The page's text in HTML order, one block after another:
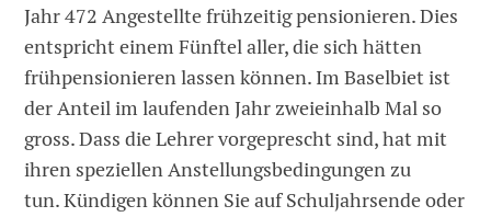
Jahr 472 Angestellte frühzeitig pensionieren. Dies
entspricht einem Fünftel aller, die sich hätten
frühpensionieren lassen können. Im Baselbiet ist
der Anteil im laufenden Jahr zweieinhalb Mal so
gross. Dass die Lehrer vorgeprescht sind, hat mit
ihren speziellen Anstellungsbedingungen zu
tun. Kündigen können Sie auf Schuljahrsende oder